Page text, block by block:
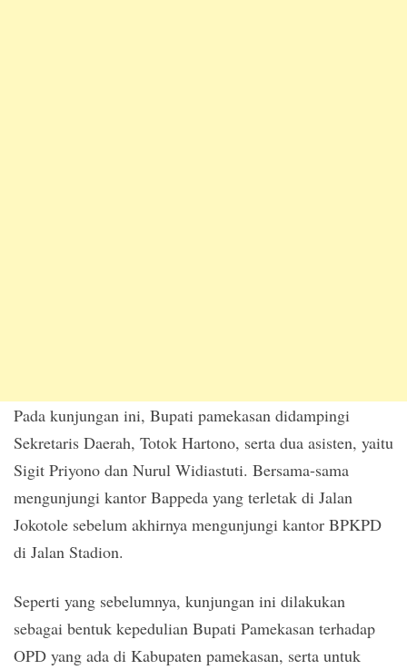
Pada kunjungan ini, Bupati pamekasan didampingi
Sekretaris Daerah, Totok Hartono, serta dua asisten, yaitu
Sigit Priyono dan Nurul Widiastuti. Bersama-sama
mengunjungi kantor Bappeda yang terletak di Jalan
Jokotole sebelum akhirnya mengunjungi kantor BPKPD
di Jalan Stadion.
Seperti yang sebelumnya, kunjungan ini dilakukan
sebagai bentuk kepedulian Bupati Pamekasan terhadap
OPD yang ada di Kabupaten pamekasan, serta untuk